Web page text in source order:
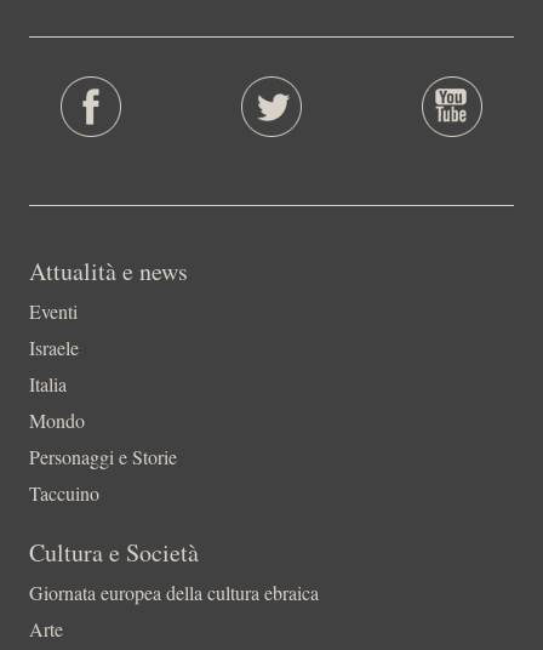
Attualità e news
Eventi
Israele
Italia
Mondo
Personaggi e Storie
Taccuino
Cultura e Società
Giornata europea della cultura ebraica
Arte